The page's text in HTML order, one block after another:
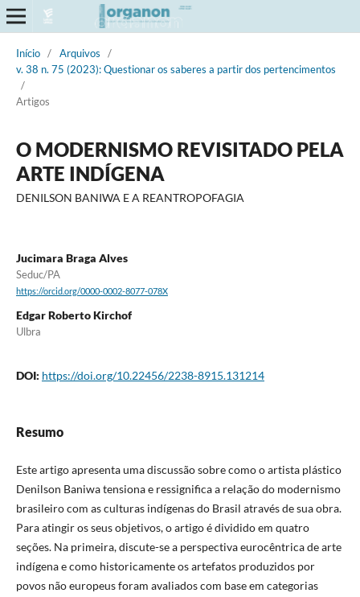
Início / Arquivos
/
v. 38 n. 75 (2023): Questionar os saberes a partir dos pertencimentos
/
Artigos
O MODERNISMO REVISITADO PELA
ARTE INDÍGENA
DENILSON BANIWA E A REANTROPOFAGIA
Jucimara Braga Alves
Seduc/PA
https://orcid.org/0000-0002-8077-078X
Edgar Roberto Kirchof
Ulbra
DOI: https://doi.org/10.22456/2238-8915.131214
Resumo
Este artigo apresenta uma discussão sobre como o artista plástico
Denilson Baniwa tensiona e ressignifica a relação do modernismo
brasileiro com as culturas indígenas do Brasil através de sua obra.
Para atingir os seus objetivos, o artigo é dividido em quatro
seções. Na primeira, discute-se a perspectiva eurocêntrica de arte
indígena e como historicamente os artefatos produzidos por
povos não europeus foram avaliados com base em categorias